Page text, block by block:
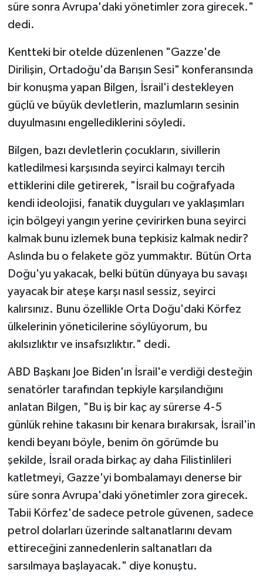
süre sonra Avrupa'daki yönetimler zora girecek."
dedi.
Kentteki bir otelde düzenlenen "Gazze'de
Dirilişin, Ortadoğu'da Barışın Sesi" konferansında
bir konuşma yapan Bilgen, İsrail'i destekleyen
güçlü ve büyük devletlerin, mazlumların sesinin
duyulmasını engellediklerini söyledi.
Bilgen, bazı devletlerin çocukların, sivillerin
katledilmesi karşısında seyirci kalmayı tercih
ettiklerini dile getirerek, "İsrail bu coğrafyada
kendi ideolojisi, fanatik duyguları ve yaklaşımları
için bölgeyi yangın yerine çevirirken buna seyirci
kalmak bunu izlemek buna tepkisiz kalmak nedir?
Aslında bu o felakete göz yummaktır. Bütün Orta
Doğu'yu yakacak, belki bütün dünyaya bu savaşı
yayacak bir ateşe karşı nasıl sessiz, seyirci
kalırsınız. Bunu özellikle Orta Doğu'daki Körfez
ülkelerinin yöneticilerine söylüyorum, bu
akılsızlıktır ve insafsızlıktır." dedi.
ABD Başkanı Joe Biden'ın İsrail'e verdiği desteğin
senatörler tarafından tepkiyle karşılandığını
anlatan Bilgen, "Bu iş bir kaç ay sürerse 4-5
günlük rehine takasını bir kenara bırakırsak, İsrail'in
kendi beyanı böyle, benim ön görümde bu
şekilde, İsrail orada birkaç ay daha Filistinlileri
katletmeyi, Gazze'yi bombalamayı denerse bir
süre sonra Avrupa'daki yönetimler zora girecek.
Tabii Körfez'de sadece petrole güvenen, sadece
petrol dolarları üzerinde saltanatlarını devam
ettireceğini zannedenlerin saltanatları da
sarsılmaya başlayacak." diye konuştu.